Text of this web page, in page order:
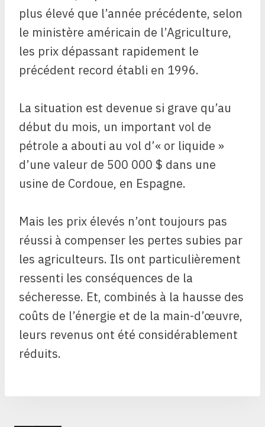
plus élevé que l’année précédente, selon
le ministère américain de l’Agriculture,
les prix dépassant rapidement le
précédent record établi en 1996.
La situation est devenue si grave qu’au
début du mois, un important vol de
pétrole a abouti au vol d’« or liquide »
d’une valeur de 500 000 $ dans une
usine de Cordoue, en Espagne.
Mais les prix élevés n’ont toujours pas
réussi à compenser les pertes subies par
les agriculteurs. Ils ont particulièrement
ressenti les conséquences de la
sécheresse. Et, combinés à la hausse des
coûts de l’énergie et de la main-d’œuvre,
leurs revenus ont été considérablement
réduits.